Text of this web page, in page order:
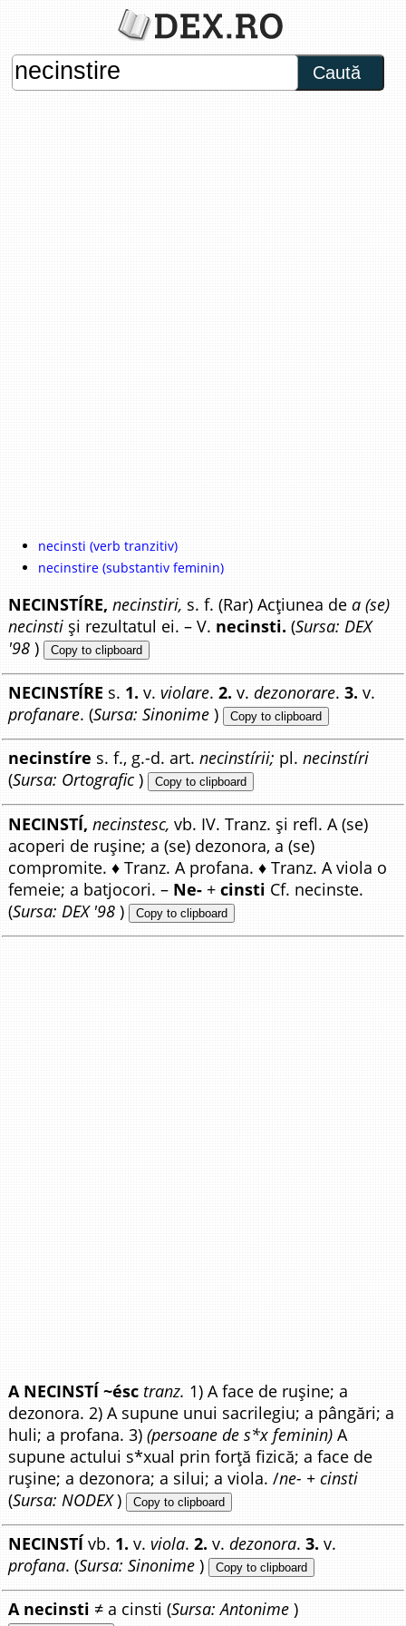
Caută
necinsti (verb tranzitiv)
necinstire (substantiv feminin)
NECINSTÍRE, necinstiri, s. f. (Rar) Acțiunea dea (se)
necinsti și rezultatul ei. – V. necinsti. (Sursa: DEX
'98 ) Copy to clipboard
NECINSTÍRE s. 1. v. violare.2. v.dezonorare.3. v.
profanare. (Sursa: Sinonime ) Copy to clipboard
necinstíre s. f., g.-d. art.necinstírii; pl.necinstíri
(Sursa: Ortografic ) Copy to clipboard
NECINSTÍ, necinstesc, vb. IV. Tranz. și refl. A (se)
acoperi de rușine; a (se) dezonora, a (se)
compromite. ♦ Tranz. A profana. ♦ Tranz. A viola o
femeie; a batjocori. – Ne- +cinsti Cf. necinste.
(Sursa: DEX '98 ) Copy to clipboard
A NECINSTÍ ~ésc tranz. 1) A face de rușine; a
dezonora. 2) A supune unui sacrilegiu; a pângări; a
huli; a profana. 3)(persoane de s*x feminin) A
supune actului s*xual prin forță fizică; a face de
rușine; a dezonora; a silui; a viola. /ne- + cinsti
(Sursa: NODEX) Copy to clipboard
NECINSTÍ vb. 1. v. viola.2. v.dezonora.3. v.
profana. (Sursa: Sinonime ) Copy to clipboard
A necinsti ≠ a cinsti (Sursa: Antonime )